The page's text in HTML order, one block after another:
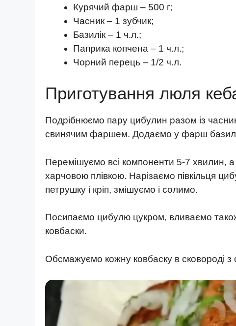
Курячий фарш – 500 г;
Часник – 1 зубчик;
Базилік – 1 ч.л.;
Паприка копчена – 1 ч.л.;
Чорний перець – 1/2 ч.л.
Приготування люля
Подрібнюємо пару цибулин разом із
свинячим фаршем. Додаємо у фарш
Перемішуємо всі компоненти 5-7 хвилин,
харчовою плівкою. Нарізаємо півкільця
петрушку і кріп, змішуємо і солимо.
Посипаємо цибулю цукром, вливаємо
ковбаски.
Обсмажуємо кожну ковбаску в сковороді з